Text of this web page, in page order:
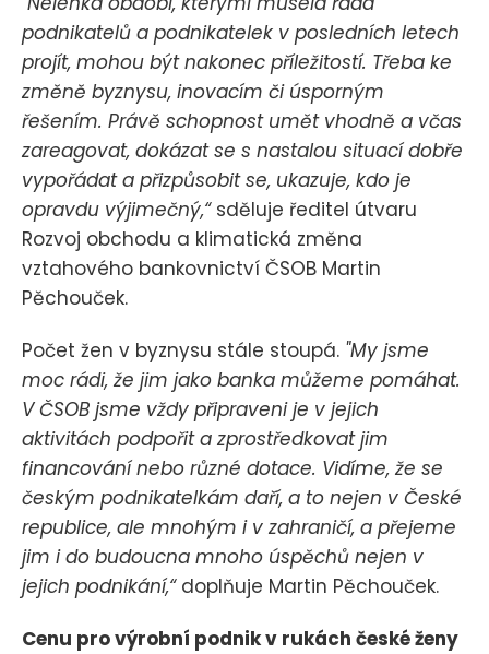
podnikatelů a podnikatelek v posledních letech
projít, mohou být nakonec příležitostí. Třeba ke
změně byznysu, inovacím či úsporným
řešením. Právě schopnost umět vhodně a včas
zareagovat, dokázat se s nastalou situací dobře
vypořádat a přizpůsobit se, ukazuje, kdo je
opravdu výjimečný,“sděluje ředitel útvaru
Rozvoj obchodu a klimatická změna
vztahového bankovnictví ČSOB Martin
Pěchouček.
Počet žen v byznysu stále stoupá. "My jsme
moc rádi, že jim jako banka můžeme pomáhat.
V ČSOB jsme vždy připraveni je v jejich
aktivitách podpořit a zprostředkovat jim
financování nebo různé dotace. Vidíme, že se
českým podnikatelkám daří, a to nejen v České
republice, ale mnohým i v zahraničí, a přejeme
jim i do budoucna mnoho úspěchů nejen v
jejich podnikání,“doplňuje Martin Pěchouček.
Cenu pro výrobní podnik v rukách české ženy